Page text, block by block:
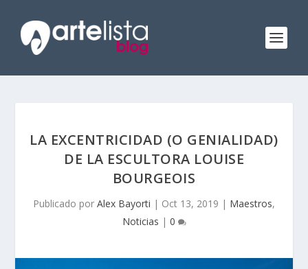
LA EXCENTRICIDAD (O GENIALIDAD)
DE LA ESCULTORA LOUISE
BOURGEOIS
Publicado por Alex Bayorti | Oct 13, 2019 | Maestros,
Noticias | 0